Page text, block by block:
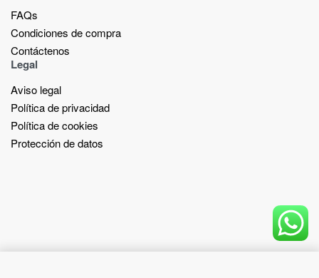
FAQs
Condiciones de compra
Contáctenos
Legal
Aviso legal
Política de privacidad
Política de cookies
Protección de datos